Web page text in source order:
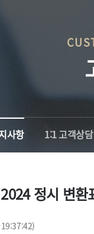
사항 1:1 고객상담
정시 변환